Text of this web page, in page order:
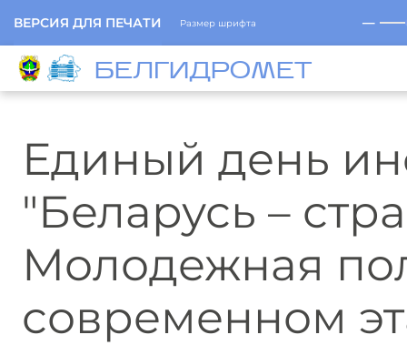
ВЕРСИЯ ДЛЯ ПЕЧАТИ Размер шрифта ─
БЕЛГИДРОМЕТ
Единый день
"Беларусь –
Молодежная
современном